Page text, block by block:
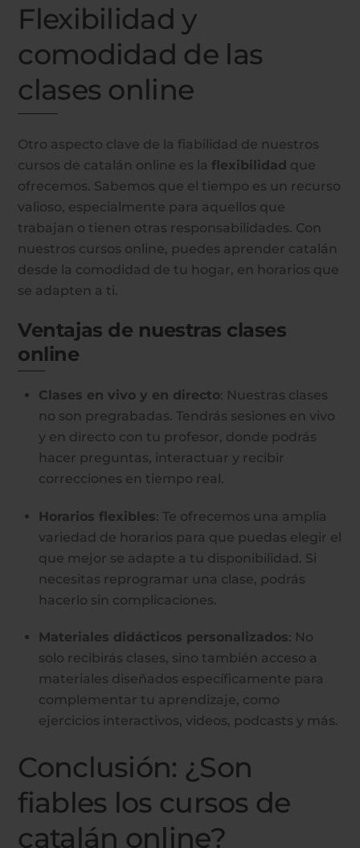
Flexibilidad y
comodidad de las
clases online
Otro aspecto clave de la fiabilidad de nuestros
cursos de catalán online es laflexibilidad que
ofrecemos. Sabemos que el tiempo es un recurso
valioso, especialmente para aquellos que
trabajan o tienen otras responsabilidades. Con
nuestros cursos online, puedes aprender catalán
desde la comodidad de tu hogar, en horarios que
se adapten a ti.
Ventajas de nuestras clases
online
Clases en vivo y en directo: Nuestras clases
no son pregrabadas. Tendrás sesiones en vivo
y en directo con tu profesor, donde podrás
hacer preguntas, interactuar y recibir
correcciones en tiempo real.
Horarios flexibles: Te ofrecemos una amplia
variedad de horarios para que puedas elegir el
que mejor se adapte a tu disponibilidad. Si
necesitas reprogramar una clase, podrás
hacerlo sin complicaciones.
Materiales didácticos personalizados: No
solo recibirás clases, sino también acceso a
materiales diseñados específicamente para
complementar tu aprendizaje, como
ejercicios interactivos, videos, podcasts y más.
Conclusión: ¿Son
fiables los cursos de
catalán online?